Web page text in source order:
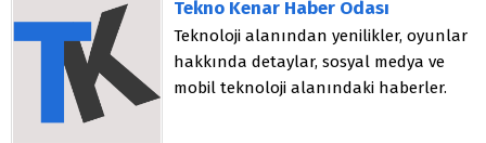
Tekno Kenar Haber Odası
Teknoloji alanından yenilikler, oyunlar
hakkında detaylar, sosyal medya ve
mobil teknoloji alanındaki haberler.